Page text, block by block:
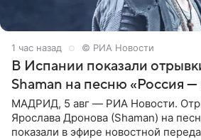
1 час назад © РИА Новости
В Испании показали
Shaman на песню «Россия —
МАДРИД, 5 авг — РИА Новости.
Ярослава Дронова (Shaman) на
показали в эфире новостной